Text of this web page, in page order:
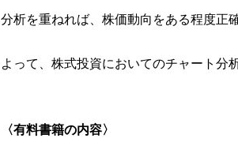
分析を重ねれば、株価動向をある程度正
よって、株式投資においてのチャート分
〈有料書籍の内容〉